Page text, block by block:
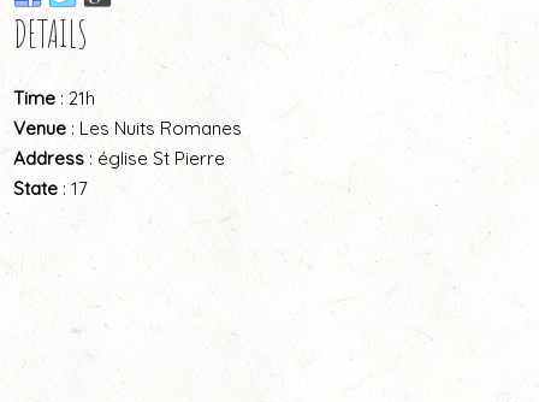
DETAILS
Time : 21h
Venue : Les Nuits Romanes
Address : église St Pierre
State : 17